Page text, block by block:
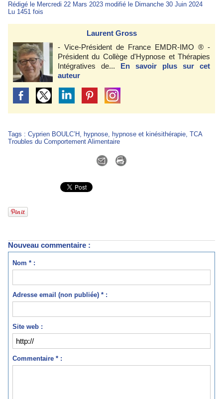
Rédigé le Mercredi 22 Mars 2023 modifié le Dimanche 30 Juin 2024
Lu 1451 fois
Laurent Gross
- Vice-Président de France EMDR-IMO ® -
Président du Collège d'Hypnose et Thérapies
Intégratives de... En savoir plus sur cet
auteur
Tags : Cyprien BOULC’H , hypnose, hypnose et kinésithérapie, TCA
Troubles du Comportement Alimentaire
Nouveau commentaire :
Nom * :
Adresse email (non publiée) * :
Site web :
Commentaire * :